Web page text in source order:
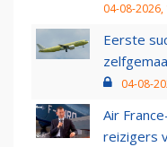
04-08-2026,
Eerste
04-08-
Air
reizigers